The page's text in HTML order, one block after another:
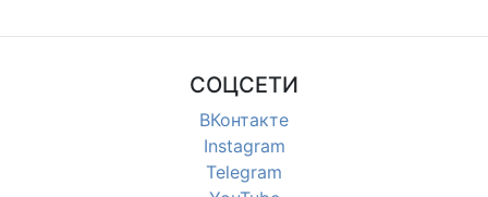
СОЦСЕТИ
ВКонтакте
Instagram
Telegram